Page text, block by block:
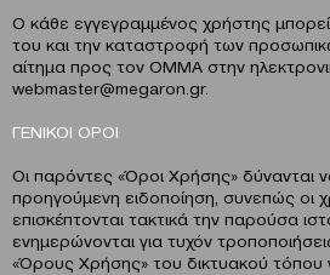
Ο κάθε εγγεγραμμένος χρήστης
του και την καταστροφή των
αίτημα προς τον OMMA στην
webmaster@megaron.gr.
ΓΕΝΙΚΟΙ ΟΡΟΙ
Οι παρόντες «Όροι Χρήσης» δύνανται
προηγούμενη ειδοποίηση, συνεπώς οι
επισκέπτονται τακτικά την παρούσα
ενημερώνονται για τυχόν
«Όρους Χρήσης» του δικτυακού τόπου